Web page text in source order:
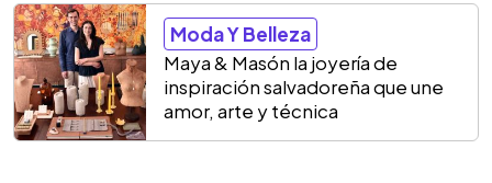
Moda Y Belleza
Maya & Masón la joyería de
inspiración salvadoreña que une
amor, arte y técnica